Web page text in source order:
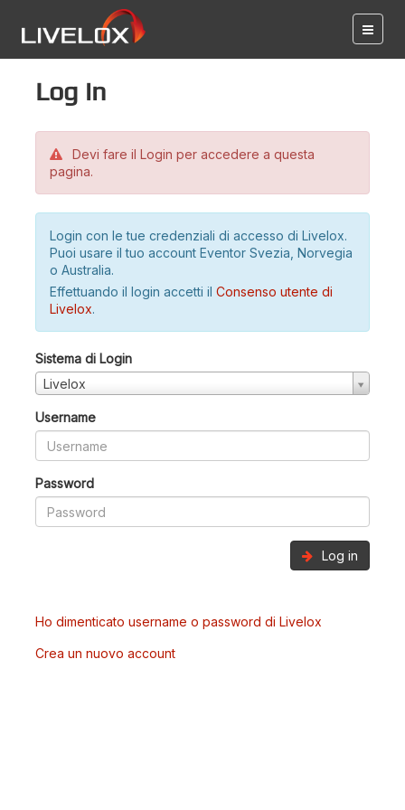
Log in
Devi fare il Login per accedere a questa
pagina.
Login con le tue credenziali di accesso di Livelox.
Puoi usare il tuo account Eventor Svezia, Norvegia
o Australia.
Effettuando il login accetti il Consenso utente di
Livelox.
Sistema di Login
Livelox
Username
Password
Log in
Ho dimenticato username o password di Livelox
Crea un nuovo account